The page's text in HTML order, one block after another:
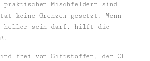
praktischen Mischfeldern sind
keine Grenzen gesetzt. Wenn
heller sein darf, hilft die
frei von Giftstoffen, der CE